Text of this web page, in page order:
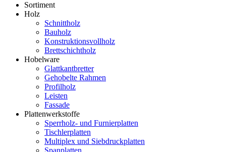
Sortiment
Holz
Schnittholz
Bauholz
Konstruktionsvollholz
Brettschichtholz
Hobelware
Glattkantbretter
Gehobelte Rahmen
Profilholz
Leisten
Fassade
Plattenwerkstoffe
Sperrholz- und Furnierplatten
Tischlerplatten
Multiplex und Siebdruckplatten
Spanplatten